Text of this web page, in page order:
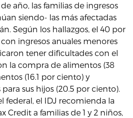
año, las familias de ingresos
siendo- las más afectadas
Según los hallazgos, el 40 por
ingresos anuales menores
tener dificultades con el
la compra de alimentos (38
(16.1 por ciento) y
sus hijos (20.5 por ciento).
federal, el IDJ recomienda la
Credit a familias de 1 y 2 niños,